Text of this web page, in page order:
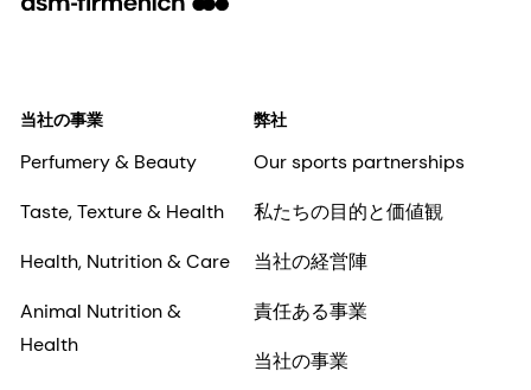
社の プライバシーポリシー
当社の事業
Perfumery & Beauty
Taste, Texture & Health
Health, Nutrition & Care
Animal Nutrition &
Health
弊社
Our sports partnerships
私たちの目的と価値観
当社の経営陣
責任ある事業
当社の事業